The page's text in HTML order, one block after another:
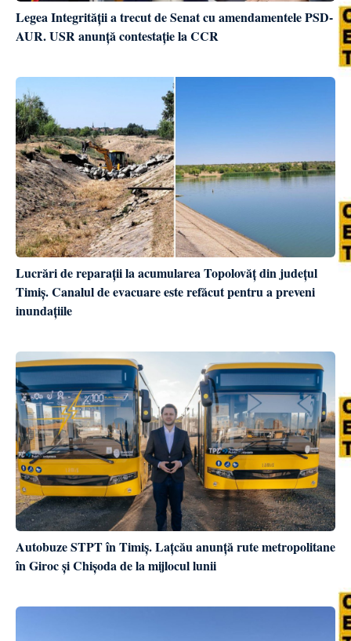
Legea Integrității a trecut de Senat cu amendamentele PSD-
AUR. USR anunță contestație la CCR
Lucrări de reparații la acumularea Topolovăț din județul
Timiș. Canalul de evacuare este refăcut pentru a preveni
inundațiile
Autobuze STPT în Timiș. Lațcău anunță rute metropolitane
în Giroc și Chișoda de la mijlocul lunii